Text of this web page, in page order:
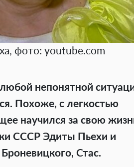
фото: youtube.com
любой непонятной
. Похоже, с легкостью
научился за свою
СССР Эдиты Пьехи и
Стас.